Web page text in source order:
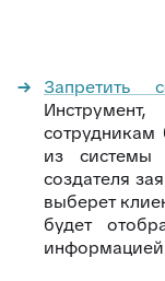
Запретить
сотрудникам
из системы
создателя
выберет
будет